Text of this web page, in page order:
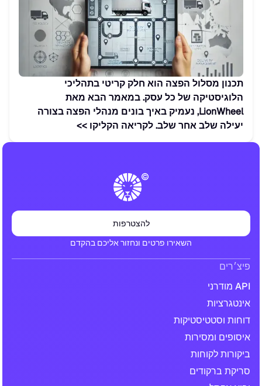
תכנון מסלול הפצה הוא חלק קריטי בתהליכי
הלוגיסטיקה של כל עסק. במאמר הבא מאת
LionWheel, נעמיק באיך בונים מנהלי הפצה בצורה
יעילה שלב אחר שלב. לקריאה הקליקו >>
להצטרפות
השאירו פרטים ונחזור אליכם בהקדם
פיצ׳רים
API מודרני
אינטגרציות
דוחות וסטטיסטיקות
איסופים ומסירות
ביקורות לקוחות
סריקת ברקודים